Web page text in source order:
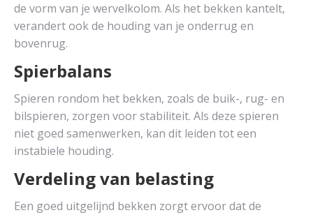
de vorm van je wervelkolom. Als het bekken kantelt,
verandert ook de houding van je onderrug en
bovenrug.
Spierbalans
Spieren rondom het bekken, zoals de buik-, rug- en
bilspieren, zorgen voor stabiliteit. Als deze spieren
niet goed samenwerken, kan dit leiden tot een
instabiele houding.
Verdeling van belasting
Een goed uitgelijnd bekken zorgt ervoor dat de